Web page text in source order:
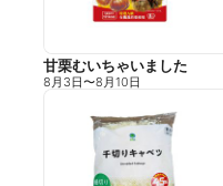
甘栗むいちゃいました
8月3日〜8月10日